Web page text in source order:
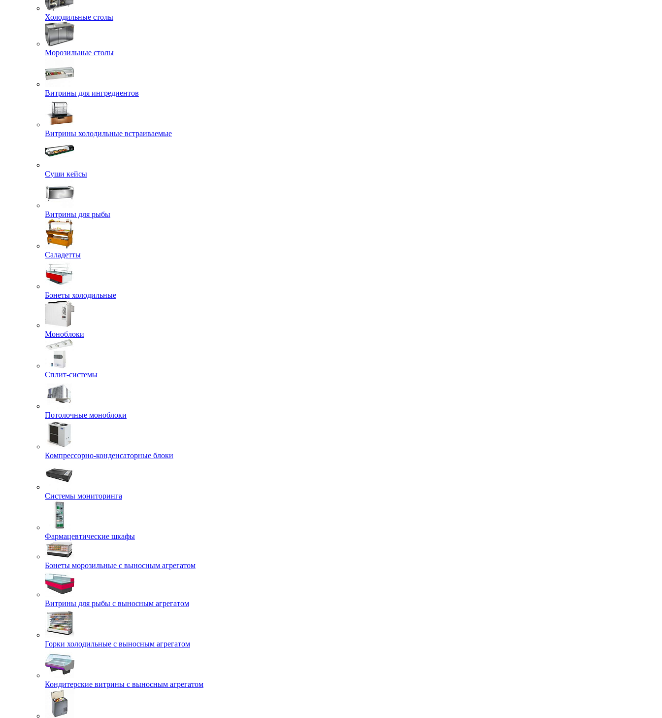
Холодильные столы
Морозильные столы
Витрины для ингредиентов
Витрины холодильные встраиваемые
Суши кейсы
Витрины для рыбы
Саладетты
Бонеты холодильные
Моноблоки
Сплит-системы
Потолочные моноблоки
Компрессорно-конденсаторные блоки
Системы мониторинга
Фармацевтические шкафы
Бонеты морозильные с выносным агрегатом
Витрины для рыбы с выносным агрегатом
Горки холодильные с выносным агрегатом
Кондитерские витрины с выносным агрегатом